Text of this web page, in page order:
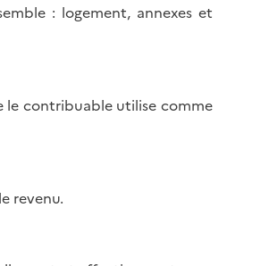
: logement, annexes et
le contribuable utilise comme
revenu.